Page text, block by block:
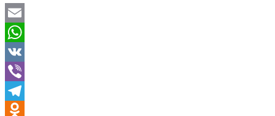
Email
WhatsApp
VK
Viber
Telegram